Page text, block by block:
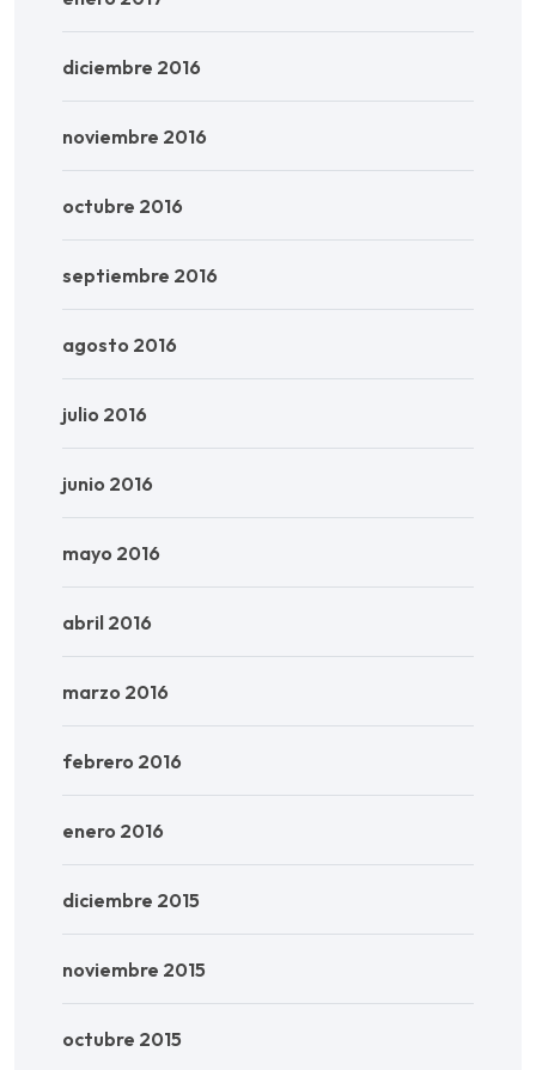
diciembre 2016
noviembre 2016
octubre 2016
septiembre 2016
agosto 2016
julio 2016
junio 2016
mayo 2016
abril 2016
marzo 2016
febrero 2016
enero 2016
diciembre 2015
noviembre 2015
octubre 2015